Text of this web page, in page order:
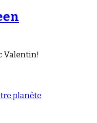
Valentin!